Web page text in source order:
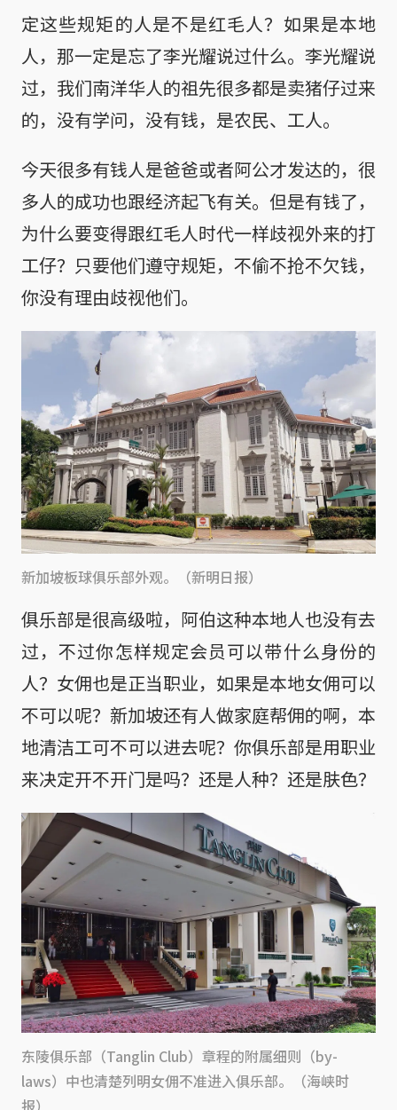
定这些规矩的人是不是红毛人？如果是本地
人，那一定是忘了李光耀说过什么。李光耀说
过，我们南洋华人的祖先很多都是卖猪仔过来
的，没有学问，没有钱，是农民、工人。
今天很多有钱人是爸爸或者阿公才发达的，很
多人的成功也跟经济起飞有关。但是有钱了，
为什么要变得跟红毛人时代一样歧视外来的打
工仔？只要他们遵守规矩，不偷不抢不欠钱，
你没有理由歧视他们。
新加坡板球俱乐部外观。（新明日报）
俱乐部是很高级啦，阿伯这种本地人也没有去
过，不过你怎样规定会员可以带什么身份的
人？女佣也是正当职业，如果是本地女佣可以
不可以呢？新加坡还有人做家庭帮佣的啊，本
地清洁工可不可以进去呢？你俱乐部是用职业
来决定开不开门是吗？还是人种？还是肤色？
东陵俱乐部（Tanglin Club）章程的附属细则（by-
laws）中也清楚列明女佣不准进入俱乐部。（海峡时